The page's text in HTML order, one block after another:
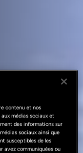
contenu et nos
médias sociaux et
des informations sur
sociaux ainsi que
susceptibles de les
avez communiquées ou